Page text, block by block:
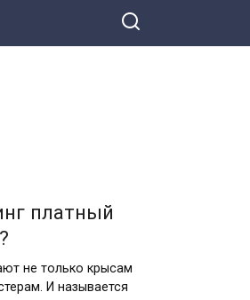
платный
не только крысам
И называется